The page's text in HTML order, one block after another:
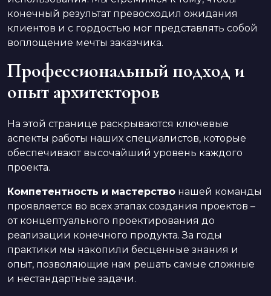
конечный результат превосходил ожидания
клиентов и с гордостью мог представлять собой
воплощение мечты заказчика.
Профессиональный подход и
опыт архитекторов
На этой странице раскрываются ключевые
аспекты работы наших специалистов, которые
обеспечивают высочайший уровень каждого
проекта.
Компетентность и мастерство нашей команды
проявляется во всех этапах создания проектов –
от концептуального проектирования до
реализации конечного продукта. За годы
практики мы накопили бесценные знания и
опыт, позволяющие нам решать самые сложные
и нестандартные задачи.